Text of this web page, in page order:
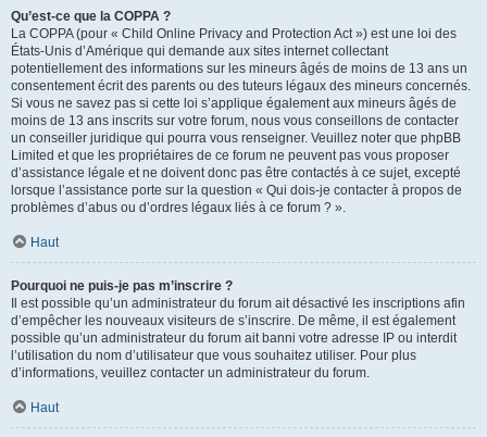
Qu’est-ce que la COPPA ?
La COPPA (pour « Child Online Privacy and Protection Act ») est une loi des
États-Unis d’Amérique qui demande aux sites internet collectant
potentiellement des informations sur les mineurs âgés de moins de 13 ans un
consentement écrit des parents ou des tuteurs légaux des mineurs concernés.
Si vous ne savez pas si cette loi s’applique également aux mineurs âgés de
moins de 13 ans inscrits sur votre forum, nous vous conseillons de contacter
un conseiller juridique qui pourra vous renseigner. Veuillez noter que phpBB
Limited et que les propriétaires de ce forum ne peuvent pas vous proposer
d’assistance légale et ne doivent donc pas être contactés à ce sujet, excepté
lorsque l’assistance porte sur la question « Qui dois-je contacter à propos de
problèmes d’abus ou d’ordres légaux liés à ce forum ? ».
Haut
Pourquoi ne puis-je pas m’inscrire ?
Il est possible qu’un administrateur du forum ait désactivé les inscriptions afin
d’empêcher les nouveaux visiteurs de s’inscrire. De même, il est également
possible qu’un administrateur du forum ait banni votre adresse IP ou interdit
l’utilisation du nom d’utilisateur que vous souhaitez utiliser. Pour plus
d’informations, veuillez contacter un administrateur du forum.
Haut